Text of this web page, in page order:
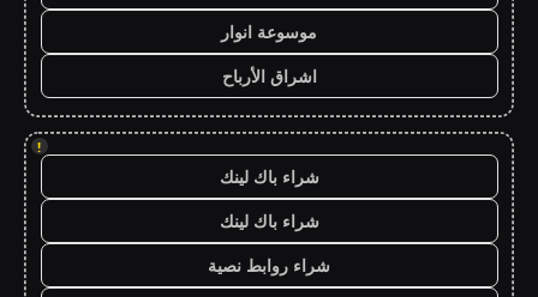
موسوعة انوار
اشراق الأرباح
!
شراء باك لينك
شراء باك لينك
شراء روابط نصية